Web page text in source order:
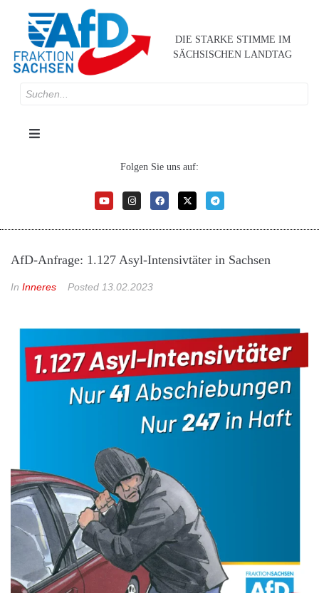
DIE STARKE STIMME IM
SÄCHSISCHEN LANDTAG
Folgen Sie uns auf:
AfD-Anfrage: 1.127 Asyl-Intensivtäter in Sachsen
In Inneres Posted 13.02.2023